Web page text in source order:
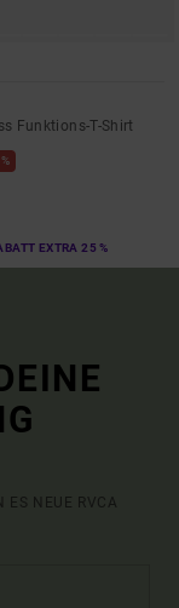
Funktions-T-Shirt
EXTRA 25 %
ES NEUE RVCA